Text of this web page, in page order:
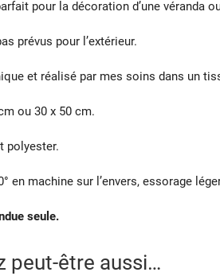
pour la décoration d’une véranda ou
prévus pour l’extérieur.
et réalisé par mes soins dans un
ou 30 x 50 cm.
polyester.
en machine sur l’envers, essorage
seule.
peut-être aussi…